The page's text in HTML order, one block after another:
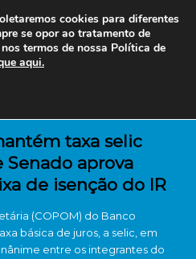
taxa selic
Senado aprova
de isenção do IR
(COPOM) do Banco
básica de juros, a selic, em
entre os integrantes do
cookies para diferentes
se opor ao tratamento de
termos de nossa Política de
aqui.